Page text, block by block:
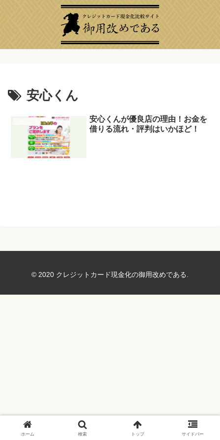
安心くん
安心くんが優良店の理由！お金を
借りる流れ・評判はいかほど！
© 2020 クレジットカード現金化の御用改めである.
ホーム 検索 トップ サイドバー